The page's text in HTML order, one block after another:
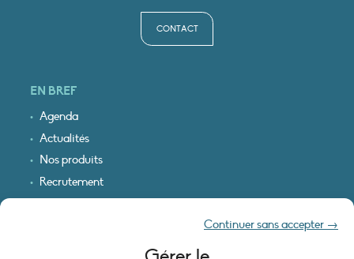
Continuer sans accepter →
CONTACT
EN BREF
Agenda
Actualités
Nos produits
Recrutement